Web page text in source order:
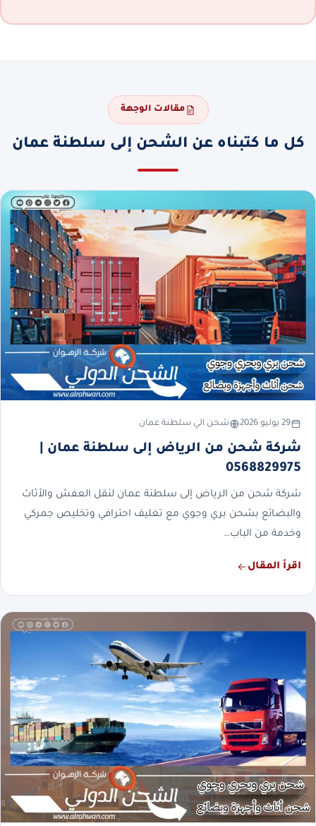
مقالات الوجهة
كل ما كتبناه عن الشحن إلى سلطنة عمان
29 يوليو 2026 شحن الي سلطنة عمان
شركة شحن من الرياض إلى سلطنة عمان |
0568829975
شركة شحن من الرياض إلى سلطنة عمان لنقل العفش والأثاث
والبضائع بشحن بري وجوي مع تغليف احترافي وتخليص جمركي
وخدمة من الباب…
اقرأ المقال